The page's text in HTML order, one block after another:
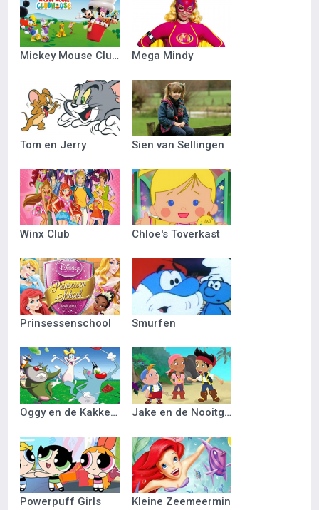
Mickey Mouse Clubhuis Mega Mindy
Tom en Jerry Sien van Sellingen
Winx Club Chloe's Toverkast
Prinsessenschool Smurfen
Oggy en de Kakkerlakken Jake en de Nooitgedacht Piraten
Powerpuff Girls Kleine Zeemeermin